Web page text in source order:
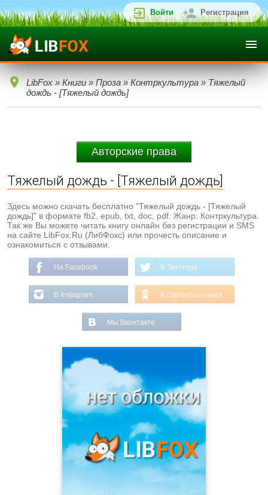
Войти Регистрация
LibFox » Книги » Проза » Контркультура » Тяжелый
дождь - [Тяжелый дождь]
Авторские права
Тяжелый дождь - [Тяжелый дождь]
Здесь можно скачать бесплатно "Тяжелый дождь - [Тяжелый
дождь]" в формате fb2, epub, txt, doc, pdf. Жанр: Контркультура.
Так же Вы можете читать книгу онлайн без регистрации и SMS
на сайте LibFox.Ru (ЛибФокс) или прочесть описание и
ознакомиться с отзывами.
На Facebook В Твиттере
В Instagram В Одноклассниках
Мы Вконтакте